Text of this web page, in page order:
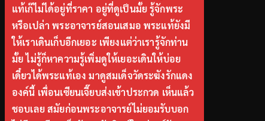
แท้เก๊ไม่ได้อยู่ที่ราคา อยู่ที่ดูเป็นมั้ย รู้จักพระ
หรือเปล่า พระอาจารย์สอนเสมอ พระแท้ยังมี
ให้เราเดินเก็บอีกเยอะ เพียงแต่ว่าเรารู้จักท่าน
มั้ย ไม่รู้ก็หาความรู้เพิ่มดูให้เยอะเดินให้บ่อย
เดี๋ยวได้พระแท้เอง มาดูสมเด็จวัดระฆังรักแดง
องค์นี้ เพื่อนเซียนเจี๊ยบส่งเข้าประกวด เห็นแล้ว
ชอบเลย สมัยก่อนพระอาจารย์ไม่ยอมรับบอก